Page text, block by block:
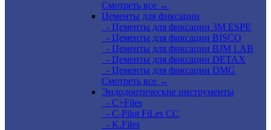
Смотреть все →
Цементы для фиксации
- Цементы для фиксации 3M ESPE
- Цементы для фиксации BISCO
- Цементы для фиксации BJM LAB
- Цементы для фиксации DETAX
- Цементы для фиксации DMG
Смотреть все →
Эндодонтические инструменты
- C+Files
- C-Pilot FiLes CC
- K.Files